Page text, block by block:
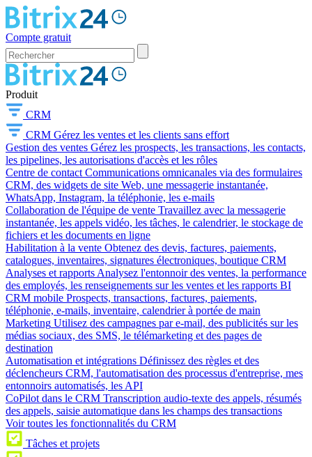
Compte gratuit
Produit
CRM
CRM Gérez les ventes et les clients sans effort
Gestion des ventes Gérez les prospects, les transactions, les contacts,
les pipelines, les autorisations d'accès et les rôles
Centre de contact Communications omnicanales via des formulaires
CRM, des widgets de site Web, une messagerie instantanée,
WhatsApp, Instagram, la téléphonie, les e-mails
Collaboration de l'équipe de vente Travaillez avec la messagerie
instantanée, les appels vidéo, les tâches, le calendrier, le stockage de
fichiers et les documents en ligne
Habilitation à la vente Obtenez des devis, factures, paiements,
catalogues, inventaires, signatures électroniques, boutique CRM
Analyses et rapports Analysez l'entonnoir des ventes, la performance
des employés, les renseignements sur les ventes et les rapports BI
CRM mobile Prospects, transactions, factures, paiements,
téléphonie, e-mails, inventaire, calendrier à portée de main
Marketing Utilisez des campagnes par e-mail, des publicités sur les
médias sociaux, des SMS, le télémarketing et des pages de
destination
Automatisation et intégrations Définissez des règles et des
déclencheurs CRM, l'automatisation des processus d'entreprise, mes
entonnoirs automatisés, les API
CoPilot dans le CRM Transcription audio-texte des appels, résumés
des appels, saisie automatique dans les champs des transactions
Voir toutes les fonctionnalités du CRM
Tâches et projets